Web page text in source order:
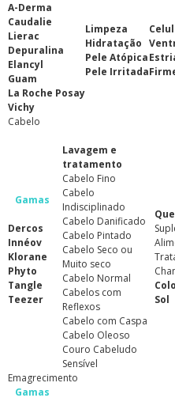
A-Derma
Caudalie
Lierac
Depuralina
Elancyl
Guam
La Roche Posay
Vichy
Limpeza
Hidratação
Pele Atópica
Pele Irritada
Cabelo
Gamas
Dercos
Innéov
Klorane
Phyto
Tangle
Teezer
Lavagem e
tratamento
Cabelo Fino
Cabelo
Indisciplinado
Cabelo Danificado
Cabelo Pintado
Cabelo Seco ou
Muito seco
Cabelo Normal
Cabelos com
Reflexos
Cabelo com Caspa
Cabelo Oleoso
Couro Cabeludo
Sensível
Sol
Emagrecimento
Gamas